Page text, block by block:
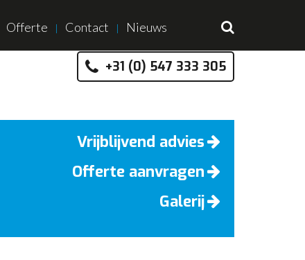
Offerte Contact Nieuws
+31 (0) 547 333 305
Vrijblijvend advies
Offerte aanvragen
Galerij